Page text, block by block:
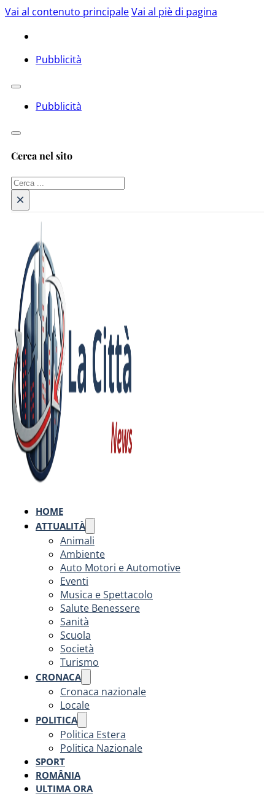
Vai al contenuto principaleVai al piè di pagina
Pubblicità
Pubblicità
Cerca nel sito
Cerca
×
HOME
ATTUALITÀ
Animali
Ambiente
Auto Motori e Automotive
Eventi
Musica e Spettacolo
Salute Benessere
Sanità
Scuola
Società
Turismo
CRONACA
Cronaca nazionale
Locale
POLITICA
Politica Estera
Politica Nazionale
SPORT
ROMÂNIA
ULTIMA ORA